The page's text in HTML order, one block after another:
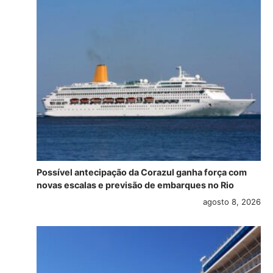
Possível antecipação da Corazul ganha força com
novas escalas e previsão de embarques no Rio
agosto 8, 2026